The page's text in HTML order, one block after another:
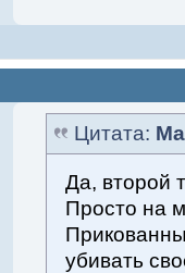
Цитата:
Да, второй
Просто на
убивать